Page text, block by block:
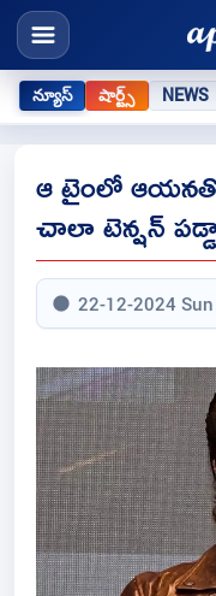
న్యూస్ షార్ట్స్ NEWS
ఆ టైంలో
చాలా టెన్షన్
22-12-2024